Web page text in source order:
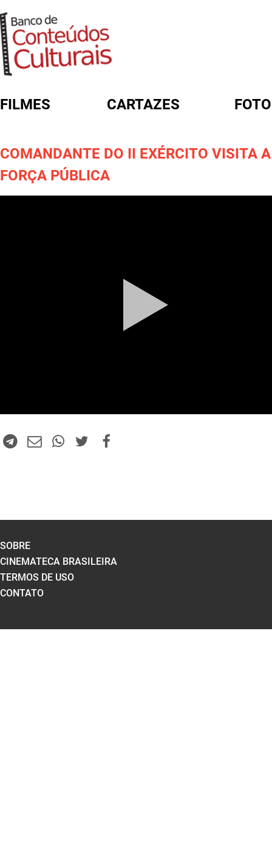
FILMES CARTAZES
COMANDANTE DO II EXÉRCITO VISITA A
FORÇA PÚBLICA
FORMULÁRIO DE BUSCA
SOBRE
CINEMATECA BRASILEIRA
TERMOS DE USO
CONTATO